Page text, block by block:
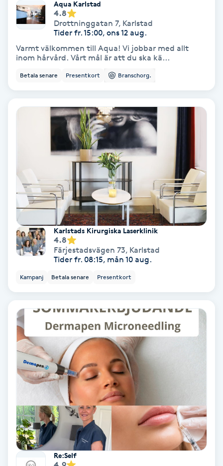
Sjukgymnastik
Skalpmassage
Skinbooster
Skäggfärgning
Skäggklippning
Skäggtrimmning
Sockring
Spa manikyr & pedikyr
Spa-manikyr
Spa-pedikyr
Aqua Karlstad
4.8
Drottninggatan 7, Karlstad
Tider fr. 15:00, ons 12 aug.
Varmt välkommen till Aqua! Vi jobbar med allt
inom hårvård. Vårt mål är att du ska kä...
Betala senare Presentkort Branschorg.
Karlstads Kirurgiska Laserklinik
4.8
Färjestadsvägen 73, Karlstad
Tider fr. 08:15, mån 10 aug.
Kampanj Betala senare Presentkort
Re:Self